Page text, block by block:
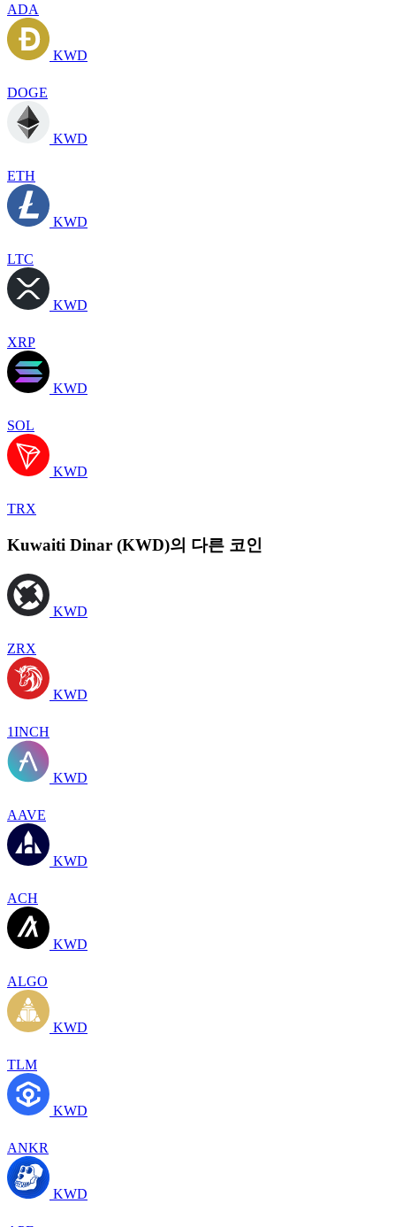
ADA
KWD
DOGE
KWD
ETH
KWD
LTC
KWD
XRP
KWD
SOL
KWD
TRX
Kuwaiti Dinar (KWD)의 다른 코인
KWD
ZRX
KWD
1INCH
KWD
AAVE
KWD
ACH
KWD
ALGO
KWD
TLM
KWD
ANKR
KWD